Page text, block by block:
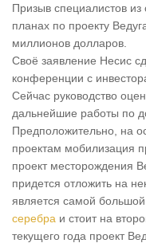
Призыв специалистов из
планах по проекту
миллионов долларов.
Своё заявление Несис
конференции с
Сейчас руководство
дальнейшие работы по
Предположительно, на
проектам мобилизация
проект месторождения
придется отложить на
является самой
серебра и стоит на
текущего года проект